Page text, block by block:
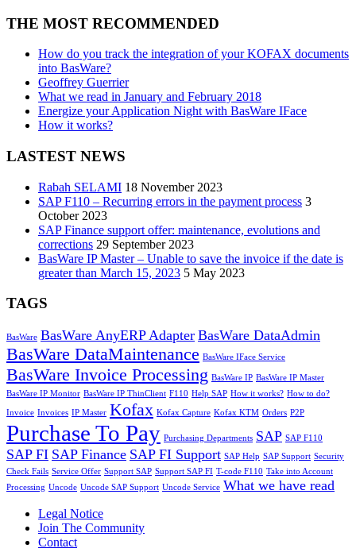
THE MOST RECOMMENDED
How do you track the integration of your KOFAX documents
into BasWare?
Geoffrey Guerrier
What we read in January and February 2018
Energize your Application Night with BasWare IFace
How it works?
LASTEST NEWS
Rabah SELAMI 18 November 2023
SAP F110 – Recurring errors in the payment process 3
October 2023
SAP Finance support offer: maintenance, evolutions and
corrections 29 September 2023
BasWare IP Master – Unable to save the invoice if the date is
greater than March 15, 2023 5 May 2023
TAGS
BasWare BasWare AnyERP Adapter BasWare DataAdmin
BasWare DataMaintenance BasWare IFace Service
BasWare Invoice Processing BasWare IP BasWare IP Master
BasWare IP Monitor BasWare IP ThinClient F110 Help SAP How it works? How to do?
Invoice Invoices IP Master Kofax Kofax Capture Kofax KTM Orders P2P
Purchase To Pay Purchasing Departments SAP SAP F110
SAP FI SAP Finance SAP FI Support SAP Help SAP Support Security
Check Fails Service Offer Support SAP Support SAP FI T-code F110 Take into Account
Processing Uncode Uncode SAP Support Uncode Service What we have read
Legal Notice
Join The Community
Contact